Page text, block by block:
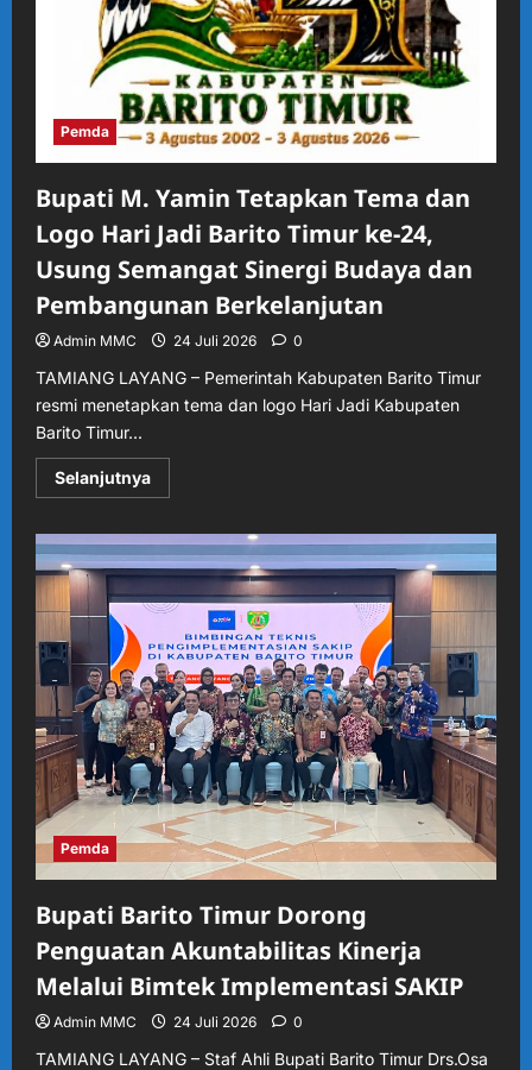
Pemda
Bupati M. Yamin Tetapkan Tema dan
Logo Hari Jadi Barito Timur ke-24,
Usung Semangat Sinergi Budaya dan
Pembangunan Berkelanjutan
Admin MMC 24 Juli 2026 0
TAMIANG LAYANG – Pemerintah Kabupaten Barito Timur
resmi menetapkan tema dan logo Hari Jadi Kabupaten
Barito Timur...
SelanjutnyaRead
more
M.
Yamin
Tetapkan
Tema
dan
Hari
Jadi
Barito
Timur
ke-
24,
Usung
Semangat
Sinergi
Budaya
dan
Pembangunan
Berkelanjutan
Pemda
Bupati Barito Timur Dorong
Penguatan Akuntabilitas Kinerja
Melalui Bimtek Implementasi SAKIP
Admin MMC 24 Juli 2026 0
TAMIANG LAYANG – Staf Ahli Bupati Barito Timur Drs.Osa